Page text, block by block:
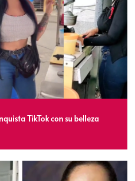
TikTok con su belleza